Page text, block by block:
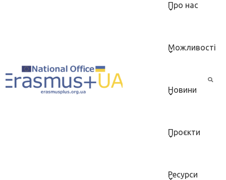
Про нас
Можливості
Новини
Проєкти
Ресурси